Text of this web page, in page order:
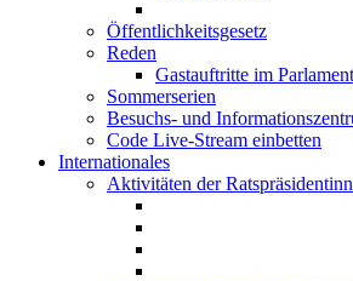
Öffentlichkeitsgesetz
Reden
Gastauftritte im Parlament
Sommerserien
Besuchs- und
Code Live-Stream einbetten
Internationales
Aktivitäten der